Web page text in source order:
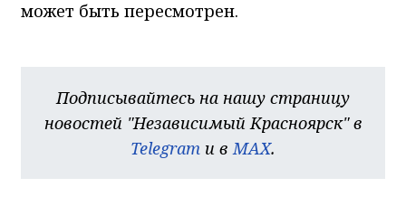
может быть пересмотрен.
Подписывайтесь на нашу страницу
новостей "Независимый Красноярск" в
Telegram и вMAX.